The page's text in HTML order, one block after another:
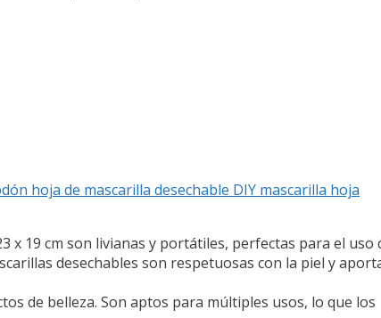
hoja de mascarilla desechable DIY mascarilla hoja
x 19 cm son livianas y portátiles, perfectas para el uso
desechables son respetuosas con la piel y
de belleza. Son aptos para múltiples usos, lo que los